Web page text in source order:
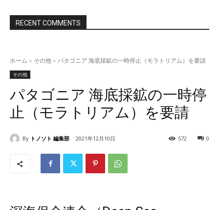
RECENT COMMENTS